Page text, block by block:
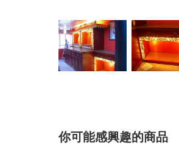
你可能感興趣的商品